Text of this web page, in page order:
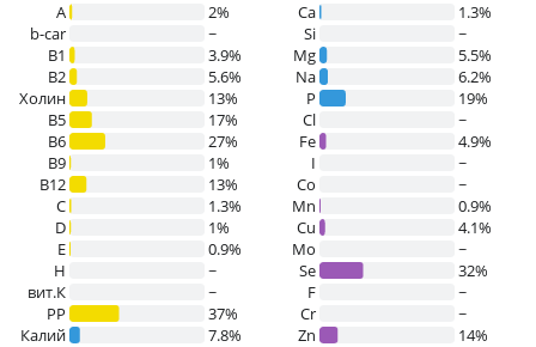
A
2%
b-car
~
В1
3.9%
B2
5.6%
Холин
13%
B5
17%
B6
27%
B9
1%
B12
13%
C
1.3%
D
1%
E
0.9%
H
~
вит.К
~
PP
37%
Калий
7.8%
Ca
1.3%
Si
~
Mg
5.5%
Na
6.2%
P
19%
Cl
~
Fe
4.9%
I
~
Co
~
Mn
0.9%
Cu
4.1%
Mo
~
Se
32%
F
~
Cr
~
Zn
14%